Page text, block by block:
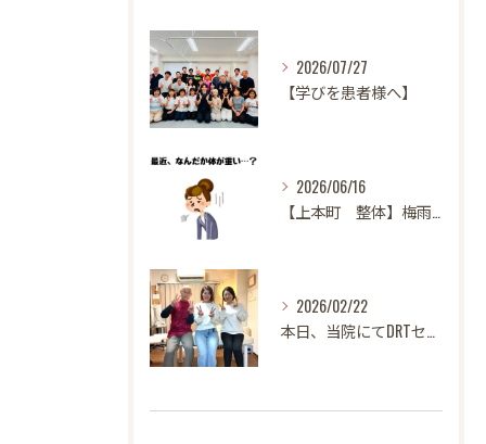
2026/07/27
【学びを患者様へ】
2026/06/16
【上本町 整体】梅雨になると体調が悪くなる方へ
2026/02/22
本日、当院にてDRTセミナーを開催いたしました。